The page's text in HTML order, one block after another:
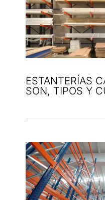
ESTANTERÍAS
SON, TIPOS Y